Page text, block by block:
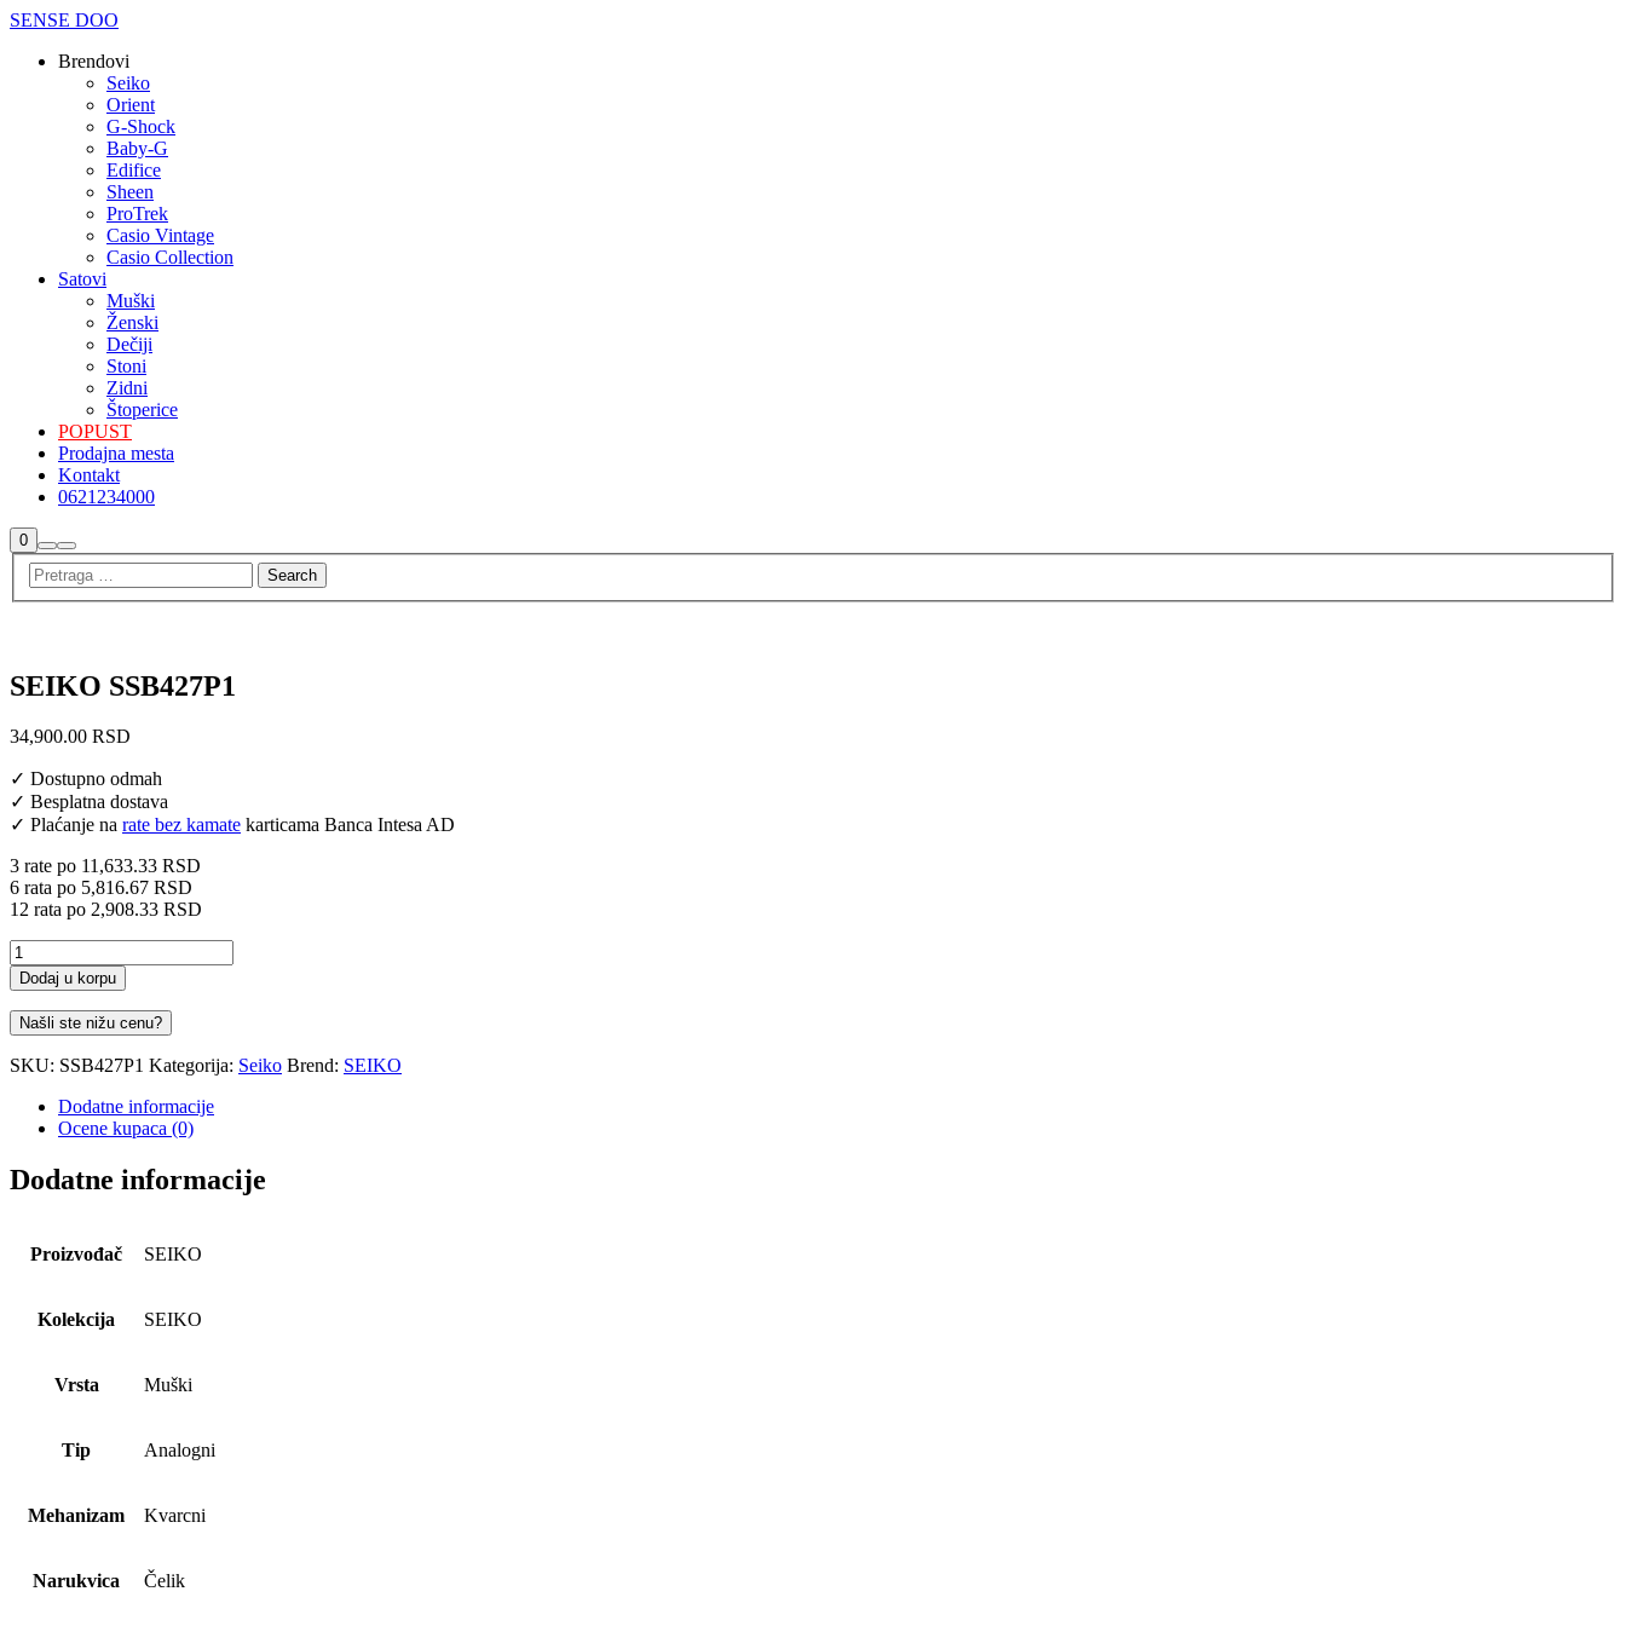
SENSE DOO
Brendovi
Seiko
Orient
G-Shock
Baby-G
Edifice
Sheen
ProTrek
Casio Vintage
Casio Collection
Satovi
Мuški
Ženski
Dečiji
Stoni
Zidni
Štoperice
POPUST
Prodajna mesta
Kontakt
0621234000
0Korpa
Search
Main
menu
SEIKO SSB427P1
34,900.00 RSD
✓ Dostupno odmah
✓ Besplatna dostava
✓ Plaćanje na rate bez kamate karticama Banca Intesa AD
3 rate po 11,633.33 RSD
6 rata po 5,816.67 RSD
12 rata po 2,908.33 RSD
SSB427P1
količina
Dodaj u korpu
Našli ste nižu cenu?
SKU: SSB427P1 Kategorija: Seiko Brend: SEIKO
Dodatne informacije
Ocene kupaca (0)
Dodatne informacije
Proizvođač SEIKO
Kolekcija SEIKO
Vrsta Muški
Tip Analogni
Mehanizam Kvarcni
Narukvica Čelik